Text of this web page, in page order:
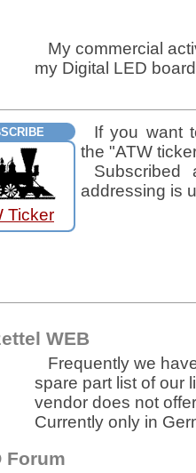
My commercial
my Digital LED
Ticker
If you want
the "ATW
Subscribed
addressing is
WEB
Frequently we
spare part list of our
vendor does not
Currently only in
Forum